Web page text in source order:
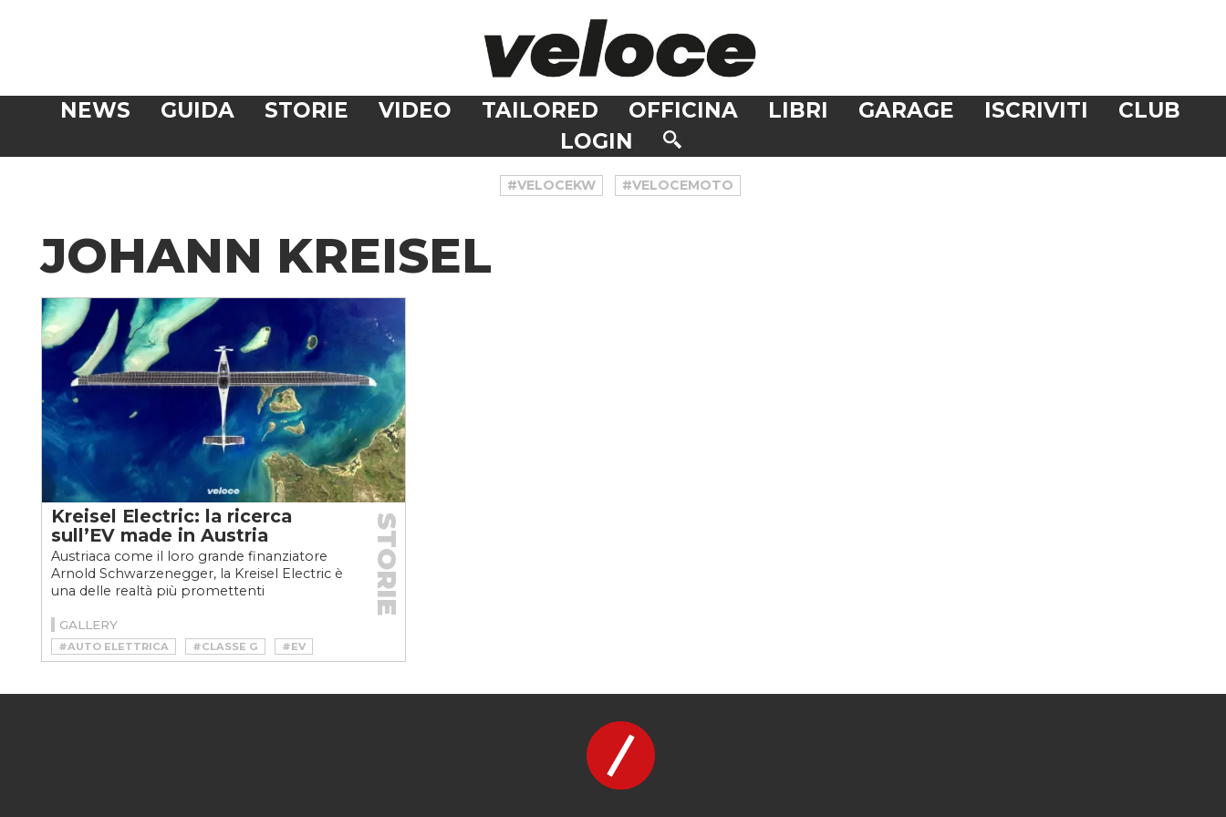
NEWS GUIDA STORIE VIDEO TAILORED OFFICINA LIBRI GARAGE ISCRIVITI
CLUB
LOGIN
#VELOCEKW #VELOCEMOTO
JOHANN KREISEL
Kreisel Electric: la ricerca
sull’EV made in Austria
Austriaca come il loro grande finanziatore
Arnold Schwarzenegger, la Kreisel Electric è
una delle realtà più promettenti
STORIE
GALLERY
#AUTO ELETTRICA #CLASSE G
#EV
#EVEX PORSCHE 910E
#JOHANN KREISEL